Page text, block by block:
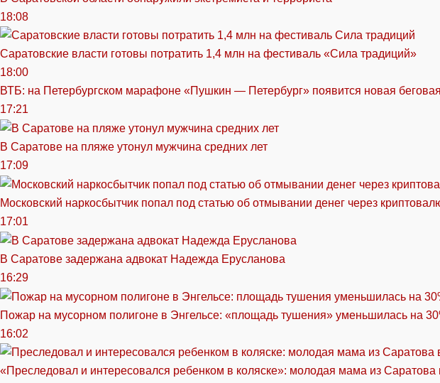
18:08
Саратовские власти готовы потратить 1,4 млн на фестиваль «Сила традиций»
18:00
ВТБ: на Петербургском марафоне «Пушкин — Петербург» появится новая
17:21
В Саратове на пляже утонул мужчина средних лет
17:09
Московский наркосбытчик попал под статью об отмывании денег через
17:01
В Саратове задержана адвокат Надежда Ерусланова
16:29
Пожар на мусорном полигоне в Энгельсе: «площадь тушения» уменьшилась на
16:02
«Преследовал и интересовался ребенком в коляске»: молодая мама из